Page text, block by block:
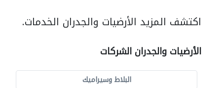
اكتشف المزيد الأرضيات والجدران الخدمات.
الأرضيات والجدران الشركات
البلاط وسيراميك